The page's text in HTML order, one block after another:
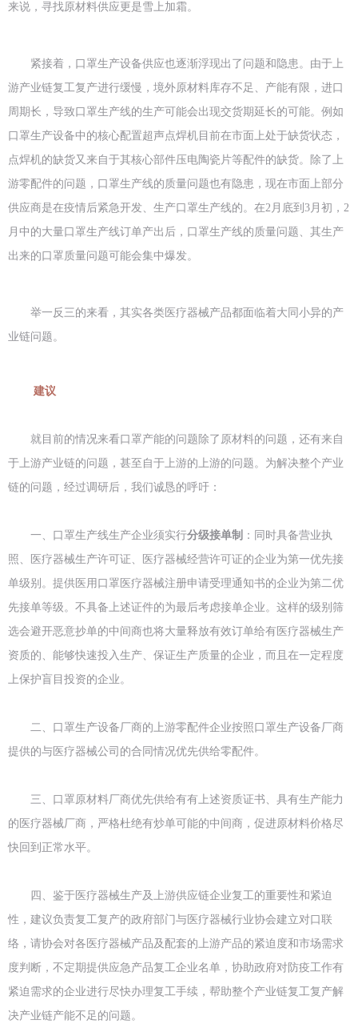
来说，寻找原材料供应更是雪上加霜。
紧接着，口罩生产设备供应也逐渐浮现出了问题和隐患。由于上
游产业链复工复产进行缓慢，境外原材料库存不足、产能有限，进口
周期长，导致口罩生产线的生产可能会出现交货期延长的可能。例如
口罩生产设备中的核心配置超声点焊机目前在市面上处于缺货状态，
点焊机的缺货又来自于其核心部件压电陶瓷片等配件的缺货。除了上
游零配件的问题，口罩生产线的质量问题也有隐患，现在市面上部分
供应商是在疫情后紧急开发、生产口罩生产线的。在2月底到3月初，2
月中的大量口罩生产线订单产出后，口罩生产线的质量问题、其生产
出来的口罩质量问题可能会集中爆发。
举一反三的来看，其实各类医疗器械产品都面临着大同小异的产
业链问题。
建议
就目前的情况来看口罩产能的问题除了原材料的问题，还有来自
于上游产业链的问题，甚至自于上游的上游的问题。为解决整个产业
链的问题，经过调研后，我们诚恳的呼吁：
一、口罩生产线生产企业须实行分级接单制 ：同时具备营业执
照、医疗器械生产许可证、医疗器械经营许可证的企业为第一优先接
单级别。提供医用口罩医疗器械注册申请受理通知书的企业为第二优
先接单等级。不具备上述证件的为最后考虑接单企业。这样的级别筛
选会避开恶意抄单的中间商也将大量释放有效订单给有医疗器械生产
资质的、能够快速投入生产、保证生产质量的企业，而且在一定程度
上保护盲目投资的企业。
二、口罩生产设备厂商的上游零配件企业按照口罩生产设备厂商
提供的与医疗器械公司的合同情况优先供给零配件。
三、口罩原材料厂商优先供给有有上述资质证书、具有生产能力
的医疗器械厂商，严格杜绝有炒单可能的中间商，促进原材料价格尽
快回到正常水平。
四、鉴于医疗器械生产及上游供应链企业复工的重要性和紧迫
性，建议负责复工复产的政府部门与医疗器械行业协会建立对口联
络，请协会对各医疗器械产品及配套的上游产品的紧迫度和市场需求
度判断，不定期提供应急产品复工企业名单，协助政府对防疫工作有
紧迫需求的企业进行尽快办理复工手续，帮助整个产业链复工复产解
决产业链产能不足的问题。